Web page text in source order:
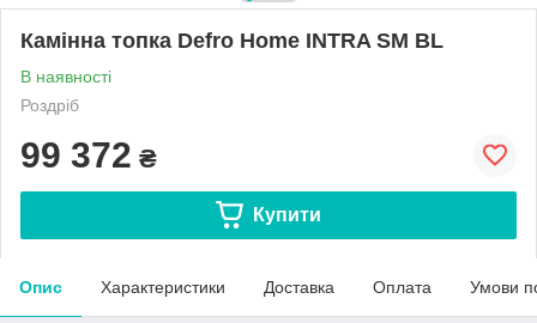
Камінна топка Defro Home INTRA SM BL
В наявності
Роздріб
99 372 ₴
Купити
Опис Характеристики Доставка Оплата Умови